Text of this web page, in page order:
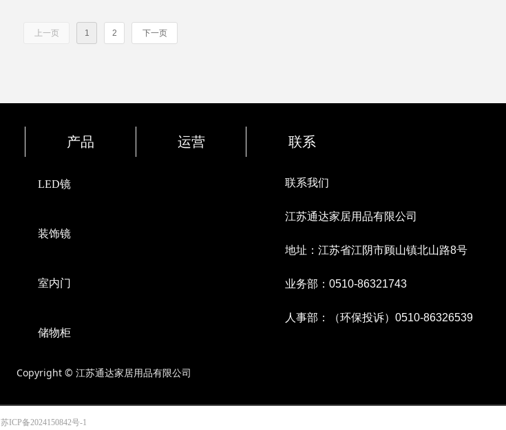
上一页 1 2 下一页
产品 运营 联系
Copyright © 江苏通达家居用品有限公司
LED镜
装饰镜
室内门
储物柜
联系我们
江苏通达家居用品有限公司
地址：江苏省江阴市顾山镇北山路8号
业务部：0510-86321743
人事部：（环保投诉）0510-86326539
苏ICP备2024150842号-1